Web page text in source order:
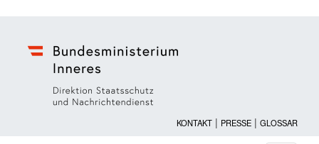
KONTAKT | PRESSE | GLOSSAR